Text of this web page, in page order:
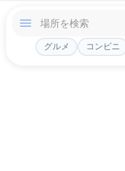
グルメ コンビニ